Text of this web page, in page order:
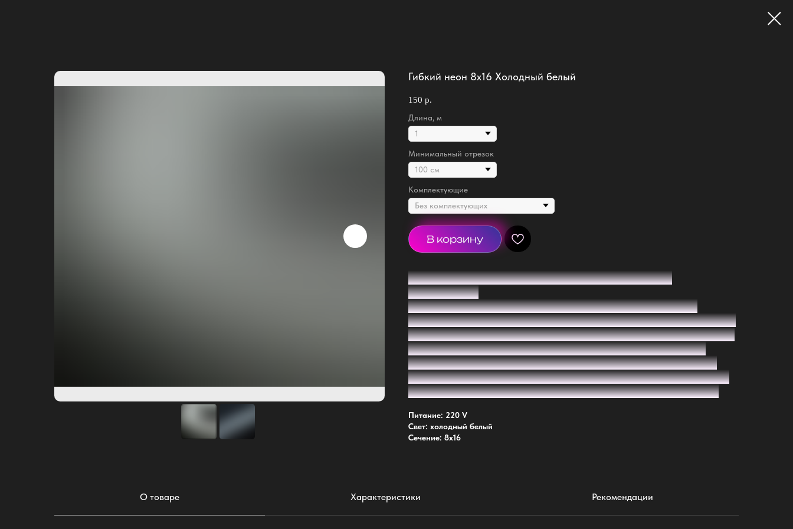
Гибкий неон 8х16 Холодный белый
150 р.
Длина, м
Минимальный отрезок
Комплектующие
В корзину
Гибкий неон 220В (кратность реза — 1 метр или 10
сантиметров)
Яркая и гибкая световая лента для создания эффектной
подсветки в интерьере и на улице. Работает напрямую от 220В
без блока питания, легко монтируется и надежно фиксируется.
Можно резать каждые 1 или 0,1 метр — удобно под любой
проект: контурная подсветка, оформление витрин, вывесок,
мебели или декора. Энергоэффективный, влагозащищённый и
долговечный — идеальный выбор для стильного освещения.
Питание: 220 V
Свет: холодный белый
Сечение: 8х16
О товаре Характеристики Рекомендации